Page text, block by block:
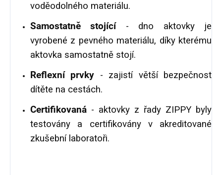
voděodolného materiálu.
Samostatně stojící- dno aktovky je
vyrobené z pevného materiálu, díky kterému
aktovka samostatně stojí.
Reflexní prvky - zajistí větší bezpečnost
dítěte na cestách.
Certifikovaná - aktovky z řady ZIPPY byly
testovány a certifikovány v akreditované
zkušební laboratoři.